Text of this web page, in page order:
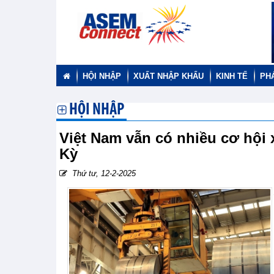
HỘI NHẬP XUẤT NHẬP KHẨU KINH TẾ
HỘI NHẬP
Việt Nam vẫn có nhiều cơ
Kỳ
Thứ tư, 12-2-2025